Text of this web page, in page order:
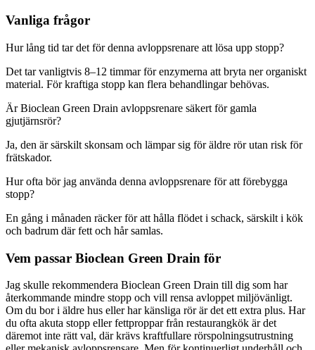
Vanliga frågor
Hur lång tid tar det för denna avloppsrenare att lösa upp stopp?
Det tar vanligtvis 8–12 timmar för enzymerna att bryta ner organiskt
material. För kraftiga stopp kan flera behandlingar behövas.
Är Bioclean Green Drain avloppsrenare säkert för gamla
gjutjärnsrör?
Ja, den är särskilt skonsam och lämpar sig för äldre rör utan risk för
frätskador.
Hur ofta bör jag använda denna avloppsrenare för att förebygga
stopp?
En gång i månaden räcker för att hålla flödet i schack, särskilt i kök
och badrum där fett och hår samlas.
Vem passar Bioclean Green Drain för
Jag skulle rekommendera Bioclean Green Drain till dig som har
återkommande mindre stopp och vill rensa avloppet miljövänligt.
Om du bor i äldre hus eller har känsliga rör är det ett extra plus. Har
du ofta akuta stopp eller fettproppar från restaurangkök är det
däremot inte rätt val, där krävs kraftfullare rörspolningsutrustning